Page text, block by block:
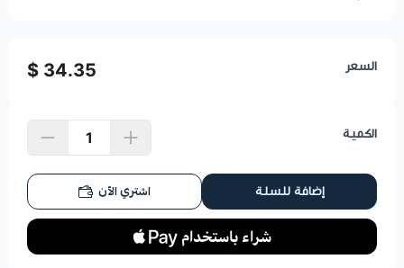
السعر 34.35 $
الكمية
إضافة للسلة اشتري الآن